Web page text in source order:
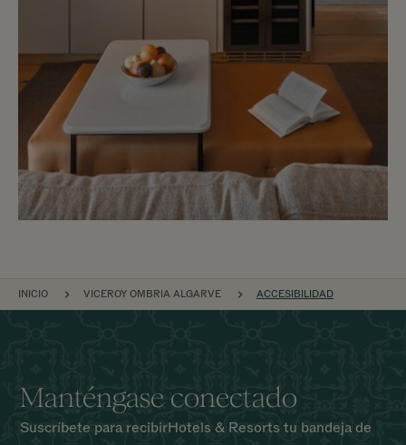
NAVEGACIÓN POR EL SITIO
INICIO VICEROY OMBRIA ALGARVE ACCESIBILIDAD
Manténgase conectado
Suscríbete para recibirHotels & Resorts tu bandeja de